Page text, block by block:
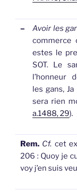
– Avoir les
commerce
estes le
SOT. Le
l’honneur
les gans,
sera rien
a.1488, 29).
Rem. Cf. cet
206 : Quoy je
voy j’en suis